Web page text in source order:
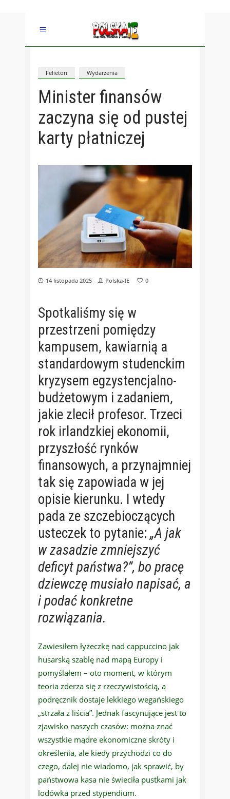
Felieton Wydarzenia
Minister finansów
zaczyna się od pustej
karty płatniczej
14 listopada 2025 Polska-IE 0
Spotkaliśmy się w
przestrzeni pomiędzy
kampusem, kawiarnią a
standardowym studenckim
kryzysem egzystencjalno-
budżetowym i zadaniem,
jakie zlecił profesor. Trzeci
rok irlandzkiej ekonomii,
przyszłość rynków
finansowych, a przynajmniej
tak się zapowiada w jej
opisie kierunku. I wtedy
pada ze szczebioczących
usteczek to pytanie: „A jak
w zasadzie zmniejszyć
deficyt państwa?”, bo pracę
dziewczę musiało napisać, a
i podać konkretne
rozwiązania.
Zawiesiłem łyżeczkę nad cappuccino jak
husarską szablę nad mapą Europy i
pomyślałem – oto moment, w którym
teoria zderza się z rzeczywistością, a
podręcznik dostaje lekkiego wegańskiego
„strzała z liścia”. Jednak fascynujące jest to
zjawisko naszych czasów: można znać
wszystkie mądre ekonomiczne skróty i
określenia, ale kiedy przychodzi co do
czego, dalej nie wiadomo, jak sprawić, by
państwowa kasa nie świeciła pustkami jak
lodówka przed stypendium.